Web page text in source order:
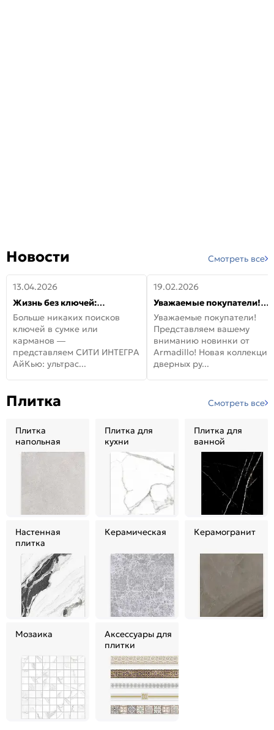
Новости Смотреть все
13.04.2026
Жизнь без ключей:
встречайте новую дверь
СИТИ ИНТЕГРА АйКью!
Больше никаких поисков
ключей в сумке или
карманов —
представляем СИТИ ИНТЕГРА
АйКью: ультрас...
19.02.2026
Уважаемые покупатели!
Представляем вашему
вниманию новинки от
Armadillo!
Уважаемые покупатели!
Представляем вашему
вниманию новинки от
Armadillo! Новая коллекция
дверных ру...
Плитка Смотреть все
Плитка
напольная
Плитка для
кухни
Плитка для
ванной
Настенная
плитка
Керамическая Керамогранит
Мозаика
Аксессуары для
плитки